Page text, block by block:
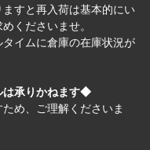
すと再入荷は基本的にい
くださいませ。
イムに倉庫の在庫状況が
は承りかねます◆
め、ご理解くださいま